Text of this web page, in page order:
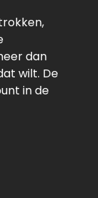
dan
wilt. De
in de